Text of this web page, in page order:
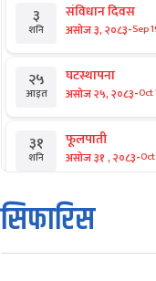
३
शनि
संविधान दिवस
असोज ३, २०८३-Sep
२५
आइत
घटस्थापना
असोज २५, २०८३-Oct
३१
शनि
फूलपाती
असोज ३१ , २०८३-
१
आइत
कार्तिक सङ्क्रान्ति
कार्तिक १, २०८३
सिफारिस